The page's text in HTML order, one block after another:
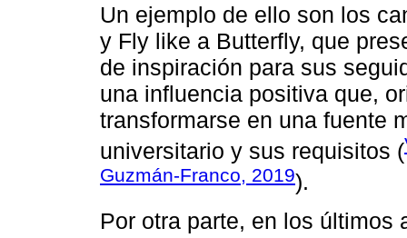
Un ejemplo de ello son los
y Fly like a Butterfly, que
de inspiración para sus
una influencia positiva que,
transformarse en una fuente
universitario y sus requisitos (
Guzmán-Franco, 2019).
Por otra parte, en los últimos